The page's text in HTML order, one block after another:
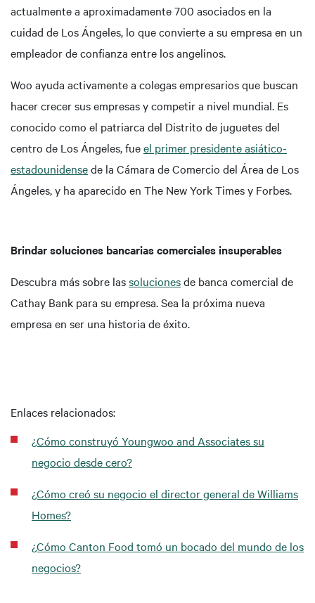
actualmente a aproximadamente 700 asociados en la
cuidad de Los Ángeles, lo que convierte a su empresa en un
empleador de confianza entre los angelinos.
Woo ayuda activamente a colegas empresarios que buscan
hacer crecer sus empresas y competir a nivel mundial. Es
conocido como el patriarca del Distrito de juguetes del
centro de Los Ángeles, fueel primer presidente asiático-
estadounidensede la Cámara de Comercio del Área de Los
Ángeles, y ha aparecido en The New York Times y Forbes.
Brindar soluciones bancarias comerciales insuperables
Descubra más sobre lassolucionesde banca comercial de
Cathay Bank para su empresa. Sea la próxima nueva
empresa en ser una historia de éxito.
Enlaces relacionados:
¿Cómo construyó Youngwoo and Associates su
negocio desde cero?
¿Cómo creó su negocio el director general de Williams
Homes?
¿Cómo Canton Food tomó un bocado del mundo de los
negocios?